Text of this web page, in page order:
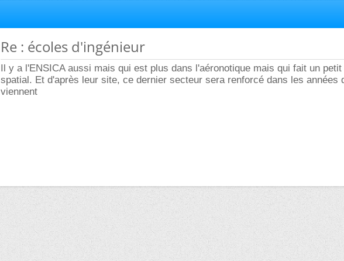
Re : écoles d'ingénieur
Il y a l'ENSICA aussi mais qui est plus dans l'aéronotique mais qui fait un petit
spatial. Et d'après leur site, ce dernier secteur sera renforcé dans les années
viennent